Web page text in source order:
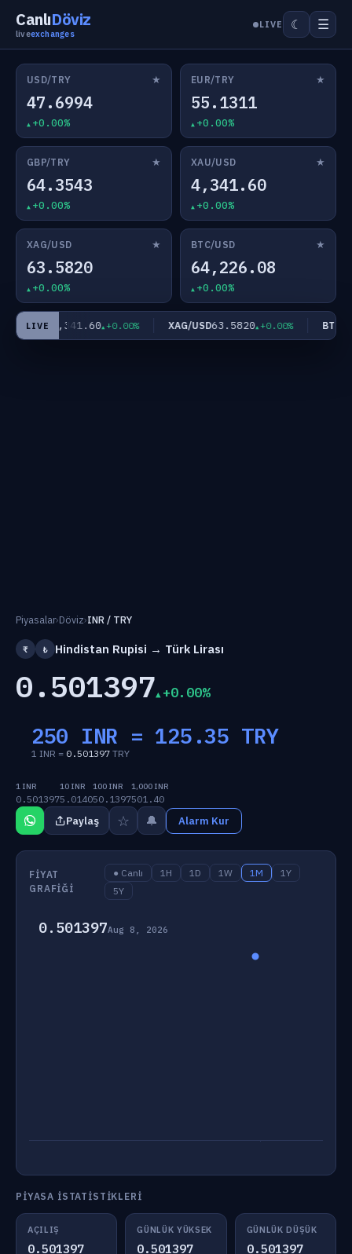
CanlıDöviz
liveexchanges
LIVE ☾ ☰
USD/TRY ★
47.6994
+0.00%
EUR/TRY ★
55.1311
+0.00%
GBP/TRY ★
64.3543
+0.00%
XAU/USD ★
4,341.60
+0.00%
XAG/USD ★
63.5820
+0.00%
BTC/USD ★
64,226.08
+0.00%
LIVE
XAU/USD4,341.60 +0.00% XAG/USD63.5820 +0.00% BTC/
Piyasalar›Döviz›INR / TRY
₹ ₺ Hindistan Rupisi → Türk Lirası
0.501397 +0.00%
250 INR =125.35 TRY
1 INR = 0.501397 TRY
1 INR
0.501397
10 INR
5.0140
100 INR
50.1397
1,000 INR
501.40
Paylaş ☆ 🔔 Alarm Kur
FIYAT
GRAFIĞI
● Canlı 1H 1D 1W 1M
1Y
5Y
0.501397Aug 8, 2026
PIYASA İSTATISTIKLERI
AÇILIŞ
0.501397
GÜNLÜK YÜKSEK
0.501397
GÜNLÜK DÜŞÜK
0.501397